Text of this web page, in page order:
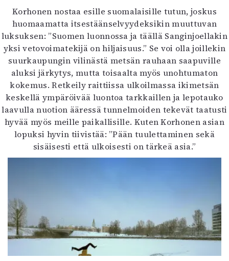
Korhonen nostaa esille suomalaisille tutun, joskus
huomaamatta itsestäänselvyydeksikin muuttuvan
luksuksen: ”Suomen luonnossa ja täällä Sanginjoellakin
yksi vetovoimatekijä on hiljaisuus.” Se voi olla joillekin
suurkaupungin vilinästä metsän rauhaan saapuville
aluksi järkytys, mutta toisaalta myös unohtumaton
kokemus. Retkeily raittiissa ulkoilmassa ikimetsän
keskellä ympäröivää luontoa tarkkaillen ja lepotauko
laavulla nuotion ääressä tunnelmoiden tekevät taatusti
hyvää myös meille paikallisille. Kuten Korhonen asian
lopuksi hyvin tiivistää: ”Pään tuulettaminen sekä
sisäisesti että ulkoisesti on tärkeä asia.”